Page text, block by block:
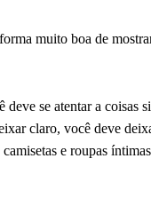
muito boa de
se atentar a coisas
claro, você deve
e roupas